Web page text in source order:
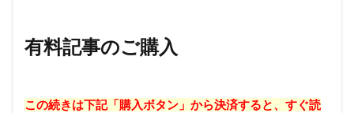
有料記事のご購入
この続きは下記「購入ボタン」から決済すると、すぐ読